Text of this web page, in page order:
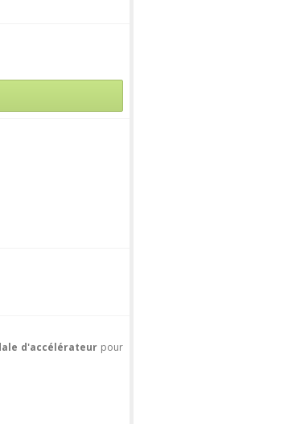
d'accélérateurpour